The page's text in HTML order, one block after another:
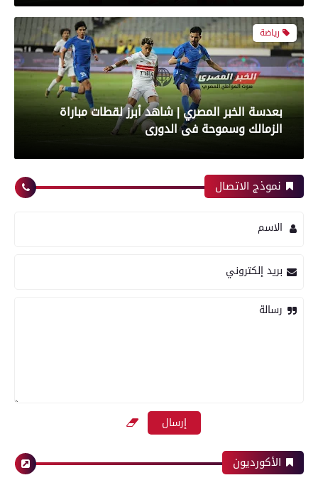
بعدسة الخبر المصري | شاهد أبرز لقطات مباراة
الزمالك وسموحة فى الدورى
أبرز لقطات الشوط الأول لمباراة الزمالك وسموحه
رياضة
نموذج الاتصال
الاسم
بريد إلكتروني
رسالة
الأكورديون
تنهله بمدينة الفيوم
منتهية الصلاحية وغير للاستهلاك الآدمي
محافظات